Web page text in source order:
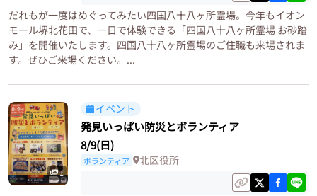
だれもが一度はめぐってみたい四国八十八ヶ所霊場。今年もイオン
モール堺北花田で、一日で体験できる「四国八十八ヶ所霊場 お砂踏
み」を開催いたします。四国八十八ヶ所霊場のご住職も来場されま
す。ぜひご来場ください。...
1
イベント
発見いっぱい防災とボランティア
8/9(日)
ボランティア 北区役所